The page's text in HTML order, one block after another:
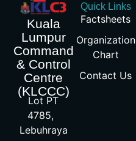
Kuala
Lumpur
Command
& Control
Centre
(KLCCC)
Lot PT
4785,
Lebuhraya
Quick Links
Factsheets
Organization
Chart
Contact Us